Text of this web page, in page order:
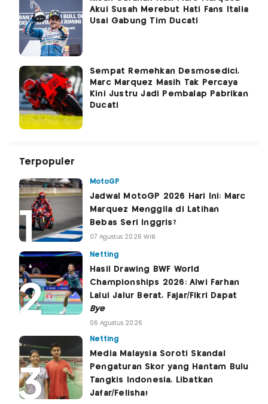
Akui Susah Merebut Hati Fans Italia
Usai Gabung Tim Ducati
Sempat Remehkan Desmosedici,
Marc Marquez Masih Tak Percaya
Kini Justru Jadi Pembalap Pabrikan
Ducati
Terpopuler
MotoGP
Jadwal MotoGP 2026 Hari Ini: Marc
Marquez Menggila di Latihan
Bebas Seri Inggris?
07 Agustus 2026 WIB
Netting
Hasil Drawing BWF World
Championships 2026: Alwi Farhan
Lalui Jalur Berat, Fajar/Fikri Dapat
Bye
06 Agustus 2026
Netting
Media Malaysia Soroti Skandal
Pengaturan Skor yang Hantam Bulu
Tangkis Indonesia, Libatkan
Jafar/Felisha!